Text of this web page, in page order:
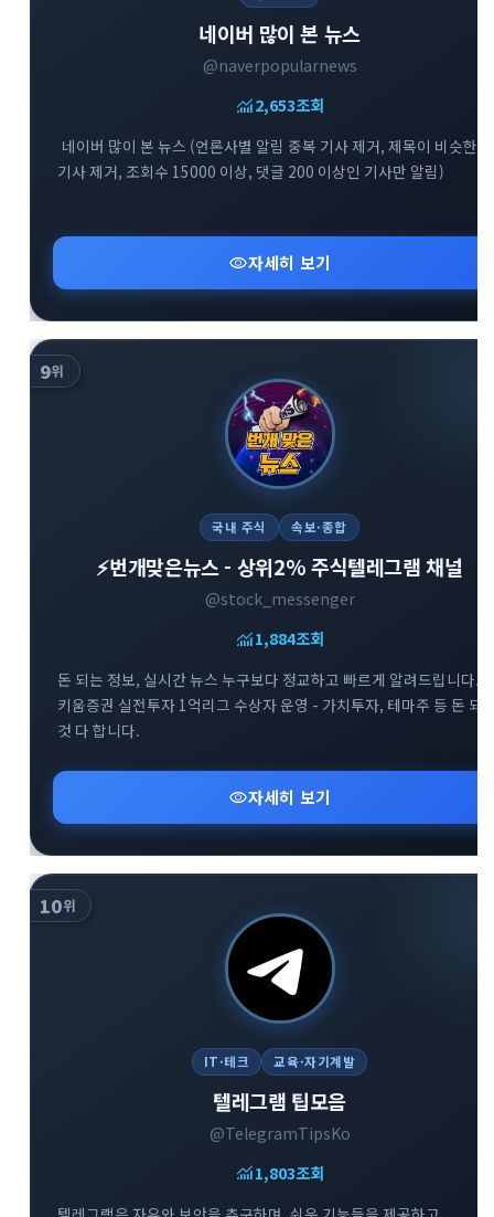
네이버 많이 본 뉴스
@naverpopularnews
monitoring2,653조회
네이버 많이 본 뉴스 (언론사별 알림 중복 기사 제거, 제목이 비슷한
기사 제거, 조회수 15000 이상, 댓글 200 이상인 기사만 알림)
visibility자세히 보기
9위
국내 주식 속보·종합
⚡️번개맞은뉴스 - 상위2% 주식텔레그램 채널
@stock_messenger
monitoring1,884조회
돈 되는 정보, 실시간 뉴스 누구보다 정교하고 빠르게 알려드립니다. -
키움증권 실전투자 1억리그 수상자 운영 - 가치투자, 테마주 등 돈 되
것 다 합니다.
visibility자세히 보기
10위
IT·테크 교육·자기계발
텔레그램 팁모음
@TelegramTipsKo
monitoring1,803조회